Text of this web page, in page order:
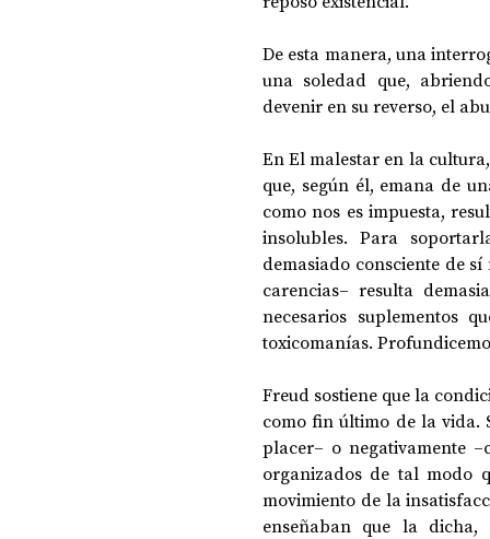
De esta manera, una
una soledad que,
devenir en su reverso, el
En El malestar en la
que, según él, emana de
como nos es impuesta,
insolubles. Para
demasiado consciente de
carencias– resulta
necesarios suplementos
toxicomanías.
Freud sostiene que la
como fin último de la vida.
placer– o negativamente
organizados de tal modo
movimiento de la
enseñaban que la